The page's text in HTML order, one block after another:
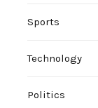
Sports
Technology
Politics